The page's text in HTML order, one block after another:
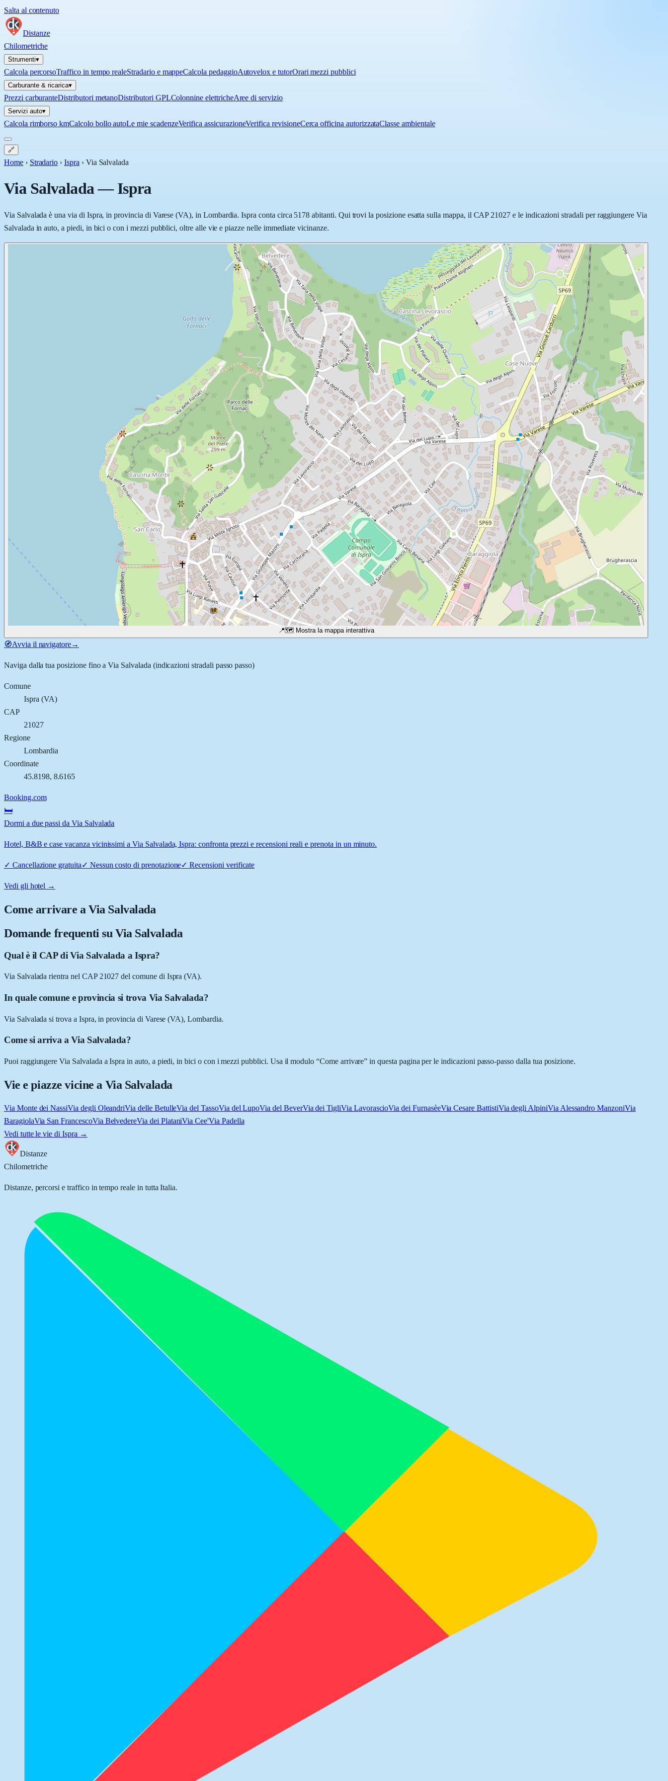
Salta al contenuto
Distanze
Chilometriche
Strumenti▾
Calcola percorsoTraffico in tempo realeStradario e mappeCalcola pedaggioAutovelox e tutorOrari mezzi pubblici
Carburante & ricarica▾
Prezzi carburanteDistributori metanoDistributori GPLColonnine elettricheAree di servizio
Servizi auto▾
Calcola rimborso kmCalcolo bollo autoLe mie scadenzeVerifica assicurazioneVerifica revisioneCerca officina autorizzataClasse ambientale
🔗
Home › Stradario › Ispra › Via Salvalada
Via Salvalada—Ispra
Via Salvalada è una via di Ispra, in provincia di Varese (VA), in Lombardia. Ispra conta circa 5178 abitanti. Qui trovi la posizione esatta sulla mappa, il CAP 21027 e le indicazioni stradali per raggiungere Via
Salvalada in auto, a piedi, in bici o con i mezzi pubblici, oltre alle vie e piazze nelle immediate vicinanze.
📍🗺️ Mostra la mappa interattiva
🧭Avvia il navigatore→
Naviga dalla tua posizione fino aVia Salvalada (indicazioni stradali passo passo)
Comune
Ispra (VA)
CAP
21027
Regione
Lombardia
Coordinate
45.8198, 8.6165
Booking.com
🛏️
Dormi a due passi da Via Salvalada
Hotel, B&B e case vacanza vicinissimi a Via Salvalada, Ispra: confronta prezzi e recensioni reali e prenota in un minuto.
✓ Cancellazione gratuita✓ Nessun costo di prenotazione✓Recensioni verificate
Vedi gli hotel →
Come arrivare aVia Salvalada
Domande frequenti su Via Salvalada
Qual è il CAP di Via Salvalada a Ispra?
Via Salvalada rientra nel CAP 21027 del comune di Ispra (VA).
In quale comune e provincia si trova Via Salvalada?
Via Salvalada si trova a Ispra, in provincia di Varese (VA), Lombardia.
Come si arriva a Via Salvalada?
Puoi raggiungere Via Salvalada a Ispra in auto, a piedi, in bici o con i mezzi pubblici. Usa il modulo “Come arrivare” in questa pagina per le indicazioni passo-passo dalla tua posizione.
Vie e piazze vicine a Via Salvalada
Via Monte dei NassiVia degli OleandriVia delle BetulleVia del TassoVia del LupoVia del BeverVia dei TigliVia LavorascioVia dei FurnasèeVia Cesare BattistiVia degli AlpiniVia Alessandro ManzoniVia
BaragiolaVia San FrancescoVia BelvedereVia dei PlataniVia Cee'Via Padella
Vedi tutte le vie di Ispra →
Distanze
Chilometriche
Distanze, percorsi e traffico in tempo reale in tutta Italia.